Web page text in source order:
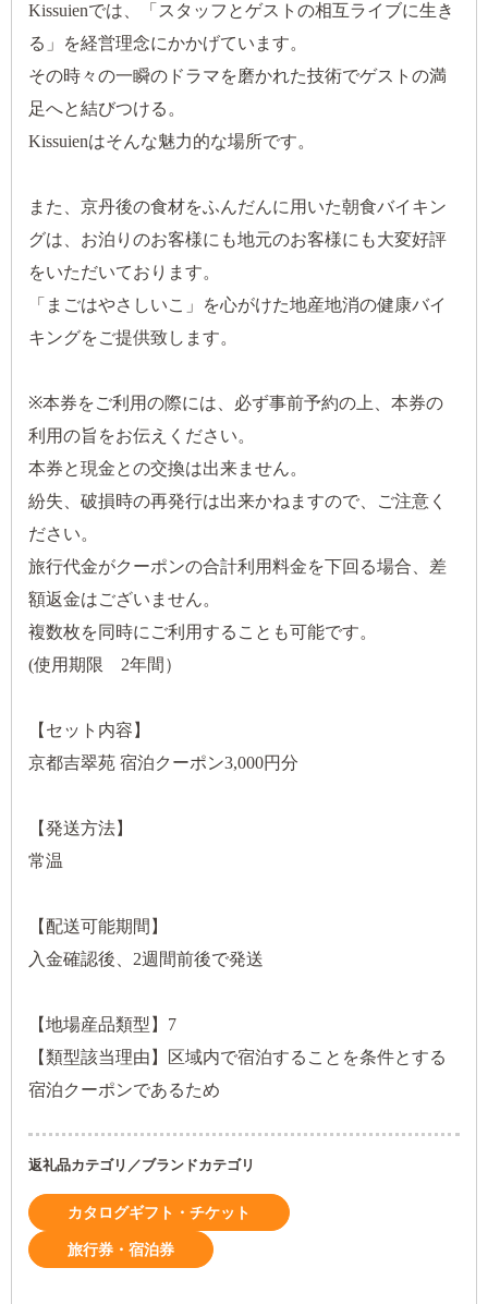
Kissuienでは、「スタッフとゲストの相互ライブに生き
る」を経営理念にかかげています。
その時々の一瞬のドラマを磨かれた技術でゲストの満
足へと結びつける。
Kissuienはそんな魅力的な場所です。
また、京丹後の食材をふんだんに用いた朝食バイキン
グは、お泊りのお客様にも地元のお客様にも大変好評
をいただいております。
「まごはやさしいこ」を心がけた地産地消の健康バイ
キングをご提供致します。
※本券をご利用の際には、必ず事前予約の上、本券の
利用の旨をお伝えください。
本券と現金との交換は出来ません。
紛失、破損時の再発行は出来かねますので、ご注意く
ださい。
旅行代金がクーポンの合計利用料金を下回る場合、差
額返金はございません。
複数枚を同時にご利用することも可能です。
(使用期限 2年間）
【セット内容】
京都吉翠苑 宿泊クーポン3,000円分
【発送方法】
常温
【配送可能期間】
入金確認後、2週間前後で発送
【地場産品類型】7
【類型該当理由】区域内で宿泊することを条件とする
宿泊クーポンであるため
返礼品カテゴリ／ブランドカテゴリ
カタログギフト・チケット
旅行券・宿泊券